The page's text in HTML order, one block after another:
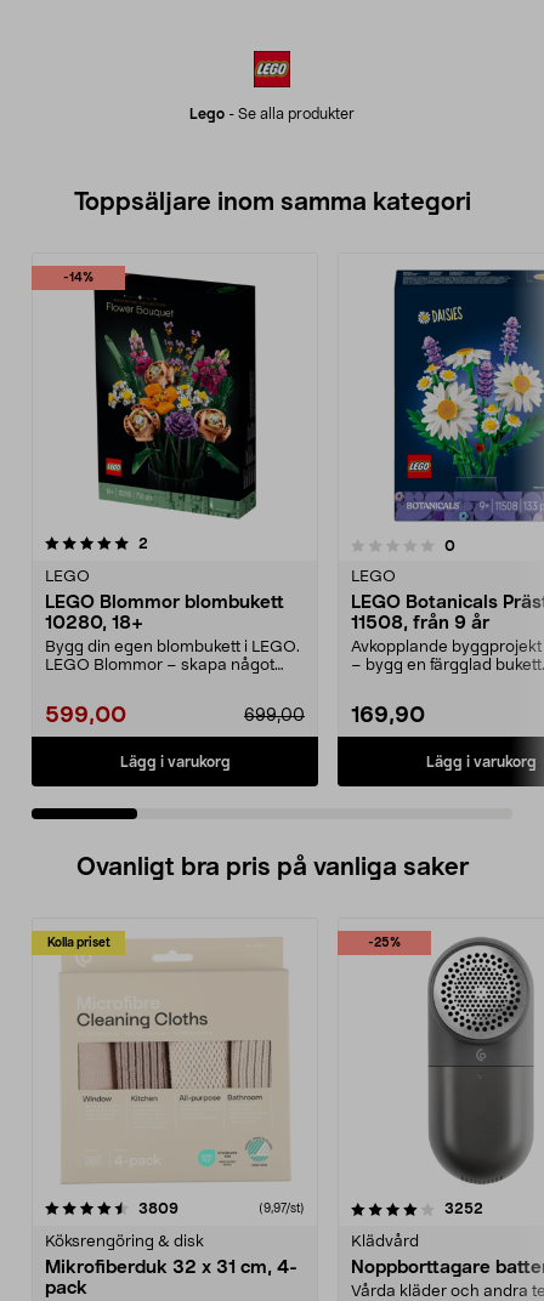
Lego - Se alla produkter
Toppsäljare inom samma kategori
-14%
2
LEGO
LEGO Blommor blombukett
10280, 18+
Bygg din egen blombukett i LEGO.
LEGO Blommor – skapa något
599,00 699,00
Lägg i varukorg
0.0 av 5 stjärnor 0recensioner
LEGO
LEGO Botanicals
11508, från 9 år
Avkopplande
– bygg en färgglad
169,90
Lägg i varukorg
4.5 av 5 stjärnor
Ovanligt bra pris på vanliga saker
Kolla priset
3809recensioner (9,97/st)
Köksrengöring & disk
Mikrofiberduk 32 x 31 cm, 4-
pack
-25%
4.0av 5 stjärnor 3252
Klädvård
Noppborttagare
Vårda kläder och andra
4.5av 5 stjärnor